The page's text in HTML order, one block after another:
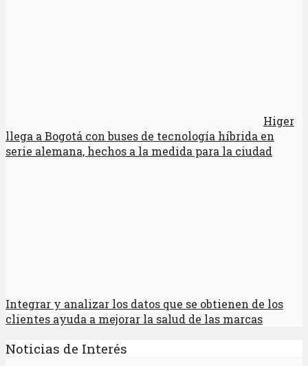
Higer
llega a Bogotá con buses de tecnología híbrida en
serie alemana, hechos a la medida para la ciudad
Integrar y analizar los datos que se obtienen de los
clientes ayuda a mejorar la salud de las marcas
Noticias de Interés